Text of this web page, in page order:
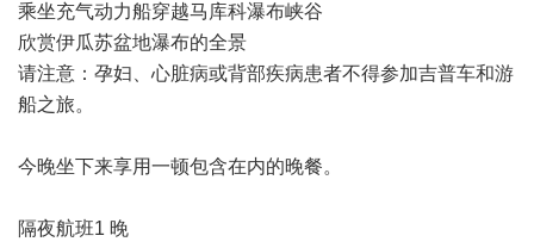
乘坐充气动力船穿越马库科瀑布峡谷
欣赏伊瓜苏盆地瀑布的全景
请注意：孕妇、心脏病或背部疾病患者不得参加吉普车和游
船之旅。
今晚坐下来享用一顿包含在内的晚餐。
隔夜航班1 晚